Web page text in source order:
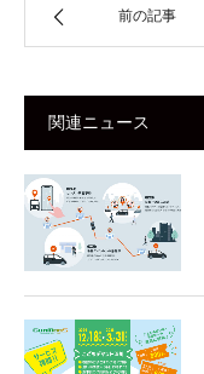
前の記事
関連ニュース